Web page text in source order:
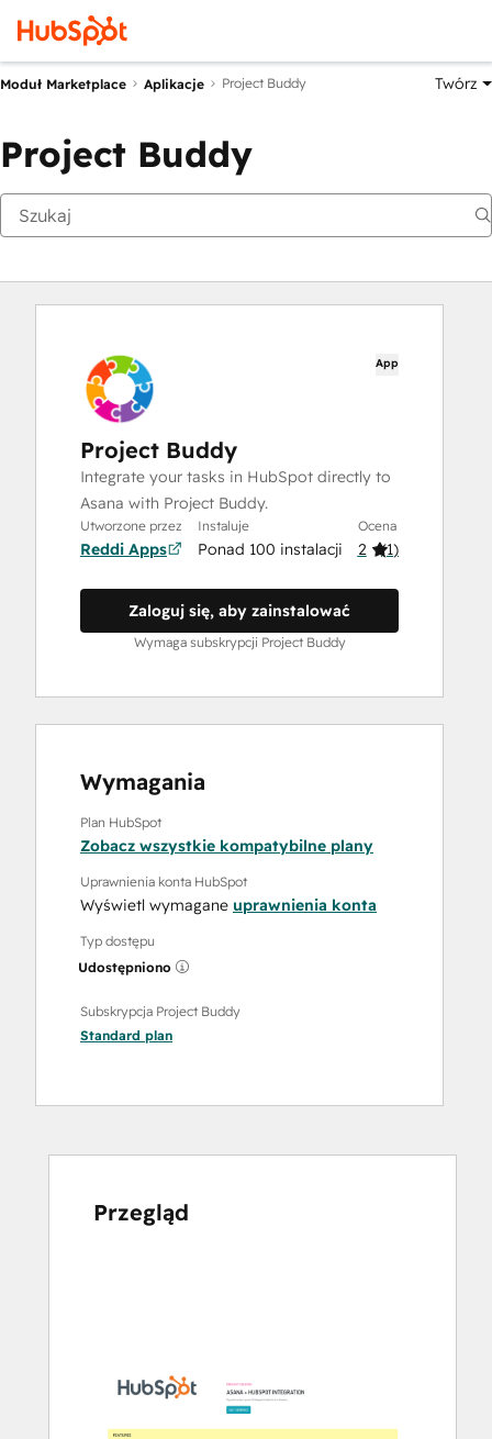
Moduł Marketplace Aplikacje Project Buddy Twórz
Project Buddy
App
Project Buddy
Integrate your tasks in HubSpot directly to
Asana with Project Buddy.
Utworzone przez
Reddi Apps
Instaluje
Ponad 100 instalacji
Ocena
2 (1)
Zaloguj się, aby zainstalować
Wymaga subskrypcji Project Buddy
Wymagania
Plan HubSpot
Zobacz wszystkie kompatybilne plany
Uprawnienia konta HubSpot
Wyświetl wymagane uprawnienia konta
Typ dostępu
Udostępniono
Subskrypcja Project Buddy
Standard plan
Przegląd
inne